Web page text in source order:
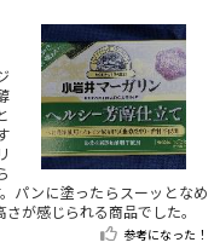
パンに塗ったらスーッとなめ
が感じられる商品でした。
参考になった！